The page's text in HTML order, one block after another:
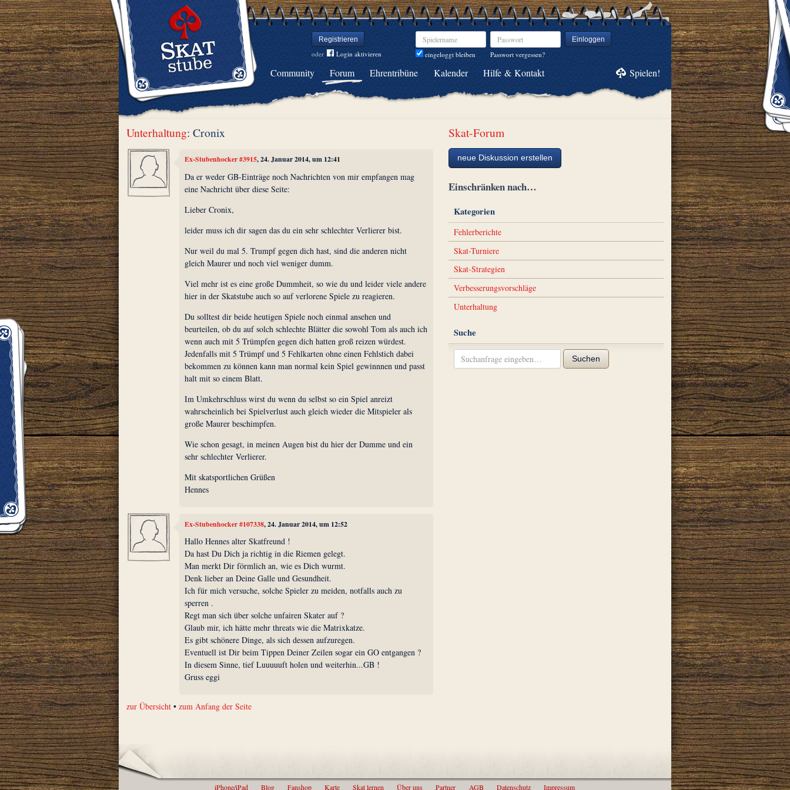
Registrieren
oder Login aktivieren
Spielername
eingeloggt bleiben
Passwort Einloggen
Passwort vergessen?
Community Forum Ehrentribüne Kalender Hilfe & Kontakt Spielen!
Unterhaltung: Cronix
Ex-Stubenhocker #3915, 24. Januar 2014, um 12:41
Da er weder GB-Einträge noch Nachrichten von mir empfangen mag
eine Nachricht über diese Seite:
Lieber Cronix,
leider muss ich dir sagen das du ein sehr schlechter Verlierer bist.
Nur weil du mal 5. Trumpf gegen dich hast, sind die anderen nicht
gleich Maurer und noch viel weniger dumm.
Viel mehr ist es eine große Dummheit, so wie du und leider viele andere
hier in der Skatstube auch so auf verlorene Spiele zu reagieren.
Du solltest dir beide heutigen Spiele noch einmal ansehen und
beurteilen, ob du auf solch schlechte Blätter die sowohl Tom als auch ich
wenn auch mit 5 Trümpfen gegen dich hatten groß reizen würdest.
Jedenfalls mit 5 Trümpf und 5 Fehlkarten ohne einen Fehlstich dabei
bekommen zu können kann man normal kein Spiel gewinnnen und passt
halt mit so einem Blatt.
Im Umkehrschluss wirst du wenn du selbst so ein Spiel anreizt
wahrscheinlich bei Spielverlust auch gleich wieder die Mitspieler als
große Maurer beschimpfen.
Wie schon gesagt, in meinen Augen bist du hier der Dumme und ein
sehr schlechter Verlierer.
Mit skatsportlichen Grüßen
Hennes
Ex-Stubenhocker #107338, 24. Januar 2014, um 12:52
Hallo Hennes alter Skatfreund !
Da hast Du Dich ja richtig in die Riemen gelegt.
Man merkt Dir förmlich an, wie es Dich wurmt.
Denk lieber an Deine Galle und Gesundheit.
Ich für mich versuche, solche Spieler zu meiden, notfalls auch zu
sperren .
Regt man sich über solche unfairen Skater auf ?
Glaub mir, ich hätte mehr threats wie die Matrixkatze.
Es gibt schönere Dinge, als sich dessen aufzuregen.
Eventuell ist Dir beim Tippen Deiner Zeilen sogar ein GO entgangen ?
In diesem Sinne, tief Luuuuuft holen und weiterhin...GB !
Gruss eggi
zur Übersicht •zum Anfang der Seite
Skat-Forum
neue Diskussion erstellen
Einschränken nach…
Kategorien
Fehlerberichte
Skat-Turniere
Skat-Strategien
Verbesserungsvorschläge
Unterhaltung
Suche
Suchen
iPhone/iPad Blog Fanshop Karte Skat lernen Über uns Partner AGB Datenschutz Impressum